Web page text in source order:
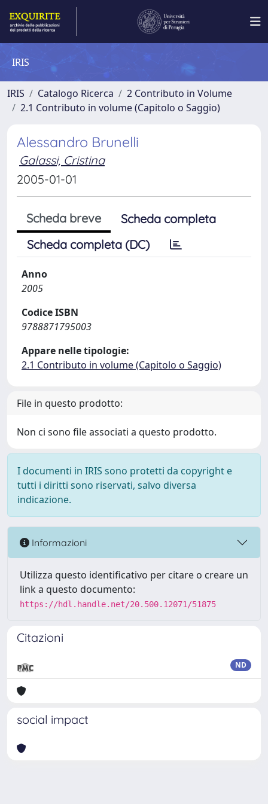
IRIS
IRIS Catalogo Ricerca
2 Contributo in Volume
2.1 Contributo in volume (Capitolo o Saggio)
Alessandro Brunelli
Galassi, Cristina
2005-01-01
Scheda breve
Scheda completa
Scheda completa (DC)
Anno
2005
Codice ISBN
9788871795003
Appare nelle tipologie:
2.1 Contributo in volume (Capitolo o Saggio)
File in questo prodotto:
Non ci sono file associati a questo prodotto.
I documenti in IRIS sono protetti da copyright e
tutti i diritti sono riservati, salvo diversa
indicazione.
Informazioni
Utilizza questo identificativo per citare o creare un
link a questo documento:
https://hdl.handle.net/20.500.12071/51875
Citazioni
ND
social impact